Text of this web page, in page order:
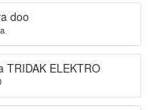
doo
TRIDAK ELEKTRO